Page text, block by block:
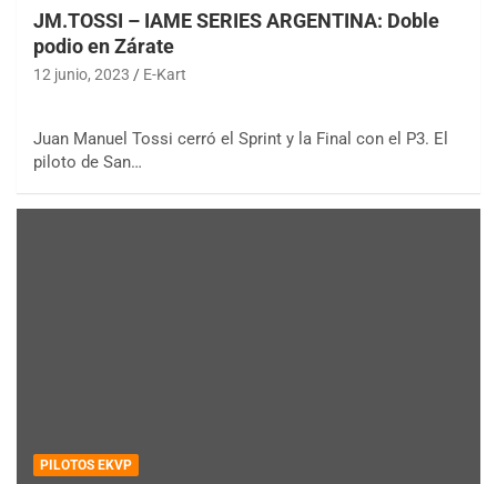
JM.TOSSI – IAME SERIES ARGENTINA: Doble
podio en Zárate
12 junio, 2023 E-Kart
Juan Manuel Tossi cerró el Sprint y la Final con el P3. El
piloto de San…
PILOTOS EKVP